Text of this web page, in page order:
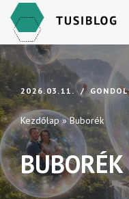
Skip
to
content
2026.03.11.
Kezdőlap»Buborék
BUBORÉK